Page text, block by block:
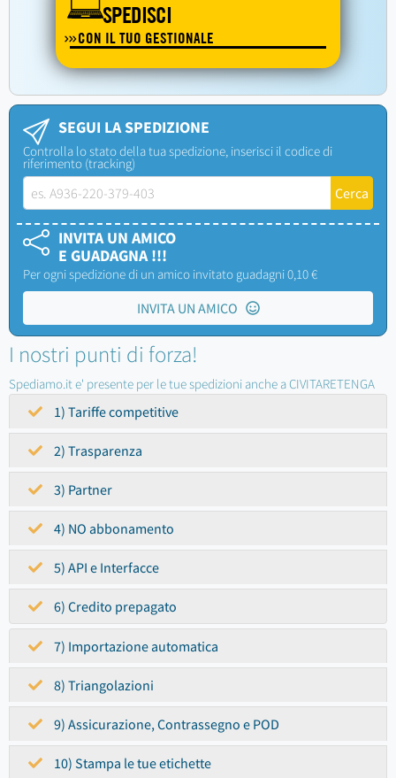
SPEDISCI
CON IL TUO GESTIONALE
SEGUI LA SPEDIZIONE
Controlla lo stato della tua spedizione, inserisci il codice di
riferimento (tracking)
INVITA UN AMICO
E GUADAGNA !!!
Per ogni spedizione di un amico invitato guadagni 0,10 €
INVITA UN AMICO
I nostri punti di forza!
Spediamo.it e' presente per le tue spedizioni anche a CIVITARETENGA
1) Tariffe competitive
2) Trasparenza
3) Partner
4) NO abbonamento
5) API e Interfacce
6) Credito prepagato
7) Importazione automatica
8) Triangolazioni
9) Assicurazione, Contrassegno e POD
10) Stampa le tue etichette